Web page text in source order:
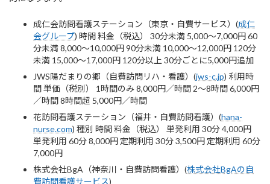
成仁会訪問看護ステーション（東京・自費サービス）(成仁
会グループ) 時間 料金（税込） 30分未満 5,000〜7,000円 60
分未満 8,000〜10,000円 90分未満 10,000〜12,000円 120分
未満 15,000〜17,000円 120分以上 30分ごとに5,000円追加
JWS陽だまりの郷（自費訪問リハ・看護）(jws-c.jp) 利用時
間 単価（税別） 1時間のみ 8,000円／時間 2〜8時間 6,000円
／時間 8時間超 5,000円／時間
花訪問看護ステーション（福井・自費訪問看護）(hana-
nurse.com) 種別 時間 料金（税込） 単発利用 30分 4,000円
単発利用 60分 8,000円 定期利用 30分 3,500円 定期利用 60分
7,000円
株式会社BgA（神奈川・自費訪問看護）(株式会社BgAの自
費訪問看護サービス)